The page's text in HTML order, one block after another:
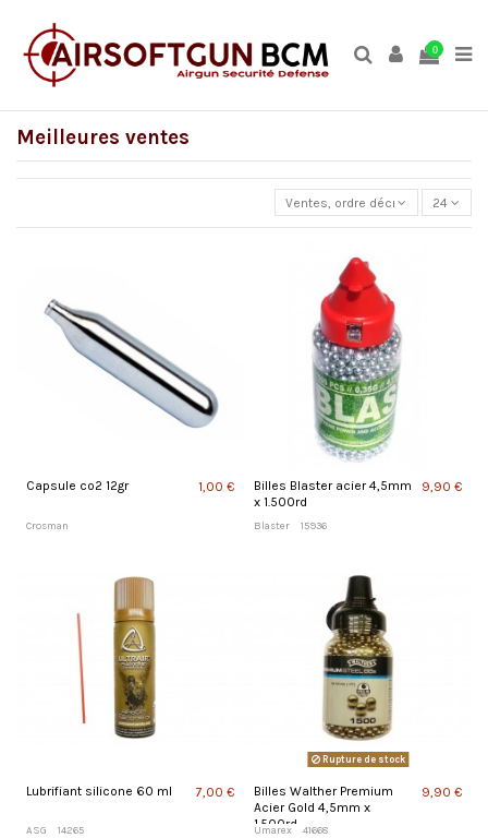
0
Meilleures ventes
Ventes, ordre décroissant24
Capsule co2 12gr
Crosman
1,00 €
Billes Blaster acier 4,5mm
x 1.500rd
Blaster 15936
9,90 €
Lubrifiant silicone 60 ml
ASG 14265
7,00 €
Rupture de stock
Billes Walther Premium
Acier Gold 4,5mm x
1.500rd
Umarex 41668
9,90 €